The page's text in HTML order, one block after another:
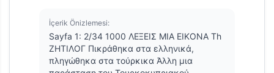
İçerik Önizlemesi:
Sayfa 1: 2/34 1000 ΛΕΞΕΙΣ ΜΙΑ ΕΙΚΟΝΑ Th
ΖΗΤΙΛΟΓ Πικράθηκα στα ελληνικά,
πληγώθηκα στα τούρκικα Άλλη μια